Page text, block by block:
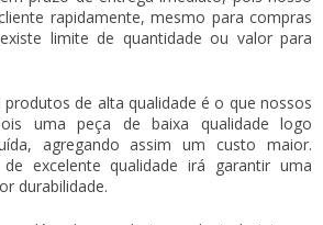
rapidamente, mesmo para compras
limite de quantidade ou valor para
de alta qualidade é o que nossos
uma peça de baixa qualidade logo
agregando assim um custo maior.
excelente qualidade irá garantir uma
durabilidade.